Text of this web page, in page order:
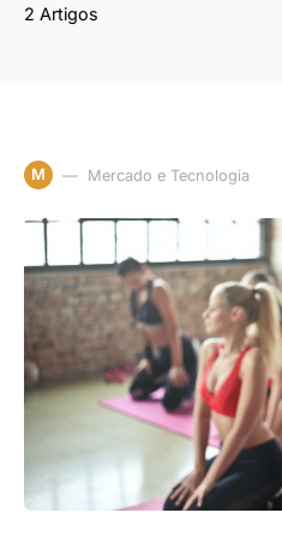
2 Artigos
M Mercado e Tecnologia